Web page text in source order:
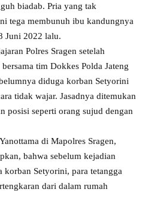
biadab. Pria yang tak
tega membunuh ibu kandungnya
Juni 2022 lalu.
Polres Sragen setelah
tim Dokkes Polda Jateng
diduga korban Setyorini
tidak wajar. Jasadnya ditemukan
posisi seperti orang sujud dengan
di Mapolres Sragen,
bahwa sebelum kejadian
korban Setyorini, para tetangga
dari dalam rumah